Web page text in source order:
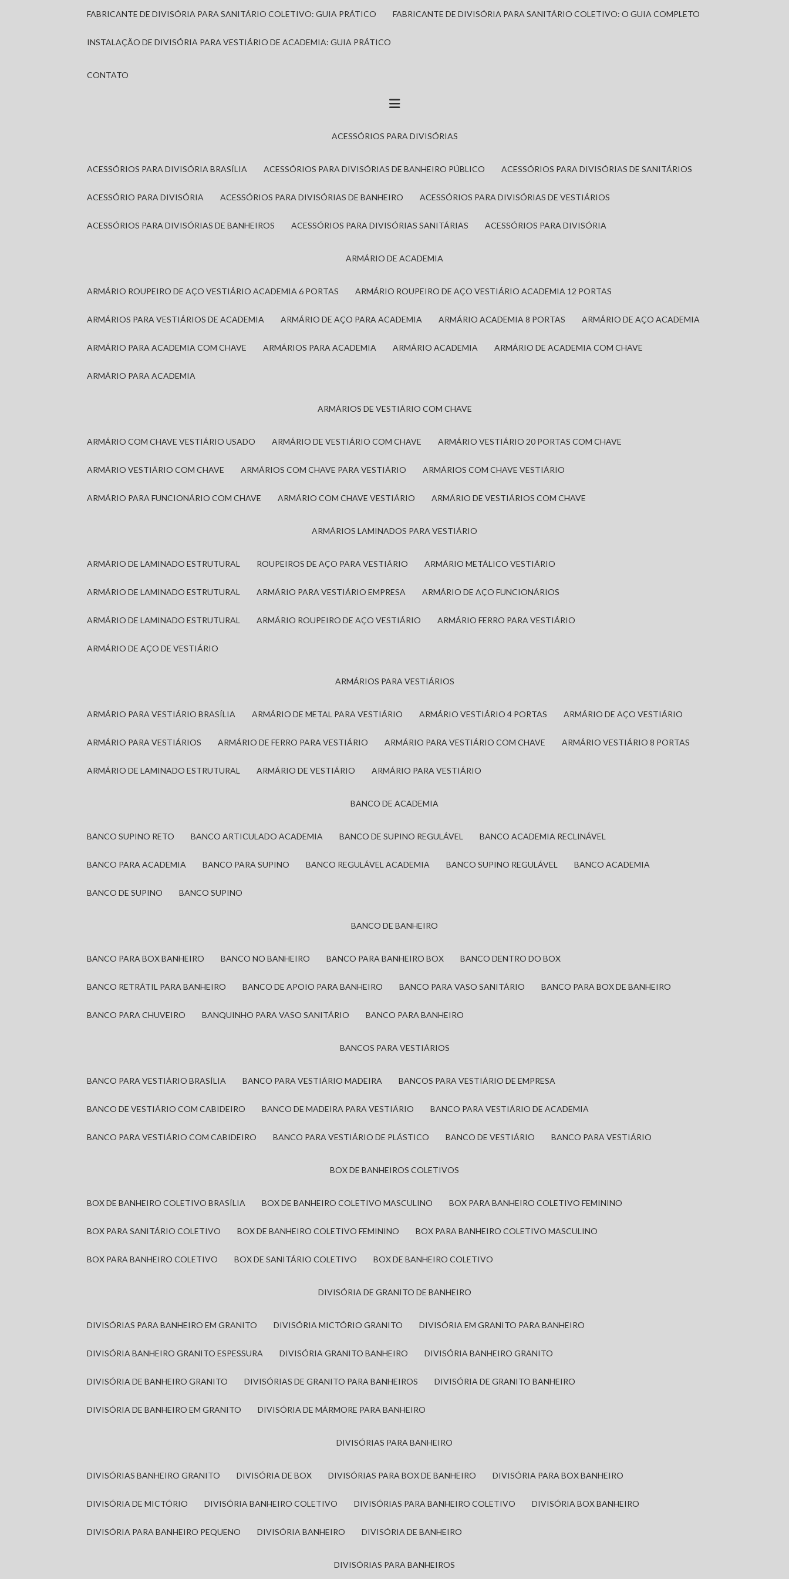
FABRICANTE DE DIVISÓRIA PARA SANITÁRIO COLETIVO: GUIA PRÁTICO FABRICANTE DE DIVISÓRIA PARA SANITÁRIO COLETIVO: O GUIA COMPLETO
INSTALAÇÃO DE DIVISÓRIA PARA VESTIÁRIO DE ACADEMIA: GUIA PRÁTICO
CONTATO
ACESSÓRIOS PARA DIVISÓRIAS
ACESSÓRIOS PARA DIVISÓRIA BRASÍLIA ACESSÓRIOS PARA DIVISÓRIAS DE BANHEIRO PÚBLICO ACESSÓRIOS PARA DIVISÓRIAS DE SANITÁRIOS
ACESSÓRIO PARA DIVISÓRIA ACESSÓRIOS PARA DIVISÓRIAS DE BANHEIRO ACESSÓRIOS PARA DIVISÓRIAS DE VESTIÁRIOS
ACESSÓRIOS PARA DIVISÓRIAS DE BANHEIROS ACESSÓRIOS PARA DIVISÓRIAS SANITÁRIAS ACESSÓRIOS PARA DIVISÓRIA
ARMÁRIO DE ACADEMIA
ARMÁRIO ROUPEIRO DE AÇO VESTIÁRIO ACADEMIA 6 PORTAS ARMÁRIO ROUPEIRO DE AÇO VESTIÁRIO ACADEMIA 12 PORTAS
ARMÁRIOS PARA VESTIÁRIOS DE ACADEMIA ARMÁRIO DE AÇO PARA ACADEMIA ARMÁRIO ACADEMIA 8 PORTAS ARMÁRIO DE AÇO ACADEMIA
ARMÁRIO PARA ACADEMIA COM CHAVE ARMÁRIOS PARA ACADEMIA ARMÁRIO ACADEMIA ARMÁRIO DE ACADEMIA COM CHAVE
ARMÁRIO PARA ACADEMIA
ARMÁRIOS DE VESTIÁRIO COM CHAVE
ARMÁRIO COM CHAVE VESTIÁRIO USADO ARMÁRIO DE VESTIÁRIO COM CHAVE ARMÁRIO VESTIÁRIO 20 PORTAS COM CHAVE
ARMÁRIO VESTIÁRIO COM CHAVE ARMÁRIOS COM CHAVE PARA VESTIÁRIO ARMÁRIOS COM CHAVE VESTIÁRIO
ARMÁRIO PARA FUNCIONÁRIO COM CHAVE ARMÁRIO COM CHAVE VESTIÁRIO ARMÁRIO DE VESTIÁRIOS COM CHAVE
ARMÁRIOS LAMINADOS PARA VESTIÁRIO
ARMÁRIO DE LAMINADO ESTRUTURAL ROUPEIROS DE AÇO PARA VESTIÁRIO ARMÁRIO METÁLICO VESTIÁRIO
ARMÁRIO DE LAMINADO ESTRUTURAL ARMÁRIO PARA VESTIÁRIO EMPRESA ARMÁRIO DE AÇO FUNCIONÁRIOS
ARMÁRIO DE LAMINADO ESTRUTURAL ARMÁRIO ROUPEIRO DE AÇO VESTIÁRIO ARMÁRIO FERRO PARA VESTIÁRIO
ARMÁRIO DE AÇO DE VESTIÁRIO
ARMÁRIOS PARA VESTIÁRIOS
ARMÁRIO PARA VESTIÁRIO BRASÍLIA ARMÁRIO DE METAL PARA VESTIÁRIO ARMÁRIO VESTIÁRIO 4 PORTAS ARMÁRIO DE AÇO VESTIÁRIO
ARMÁRIO PARA VESTIÁRIOS ARMÁRIO DE FERRO PARA VESTIÁRIO ARMÁRIO PARA VESTIÁRIO COM CHAVE ARMÁRIO VESTIÁRIO 8 PORTAS
ARMÁRIO DE LAMINADO ESTRUTURAL ARMÁRIO DE VESTIÁRIO ARMÁRIO PARA VESTIÁRIO
BANCO DE ACADEMIA
BANCO SUPINO RETO BANCO ARTICULADO ACADEMIA BANCO DE SUPINO REGULÁVEL BANCO ACADEMIA RECLINÁVEL
BANCO PARA ACADEMIA BANCO PARA SUPINO BANCO REGULÁVEL ACADEMIA BANCO SUPINO REGULÁVEL BANCO ACADEMIA
BANCO DE SUPINO BANCO SUPINO
BANCO DE BANHEIRO
BANCO PARA BOX BANHEIRO BANCO NO BANHEIRO BANCO PARA BANHEIRO BOX BANCO DENTRO DO BOX
BANCO RETRÁTIL PARA BANHEIRO BANCO DE APOIO PARA BANHEIRO BANCO PARA VASO SANITÁRIO BANCO PARA BOX DE BANHEIRO
BANCO PARA CHUVEIRO BANQUINHO PARA VASO SANITÁRIO BANCO PARA BANHEIRO
BANCOS PARA VESTIÁRIOS
BANCO PARA VESTIÁRIO BRASÍLIA BANCO PARA VESTIÁRIO MADEIRA BANCOS PARA VESTIÁRIO DE EMPRESA
BANCO DE VESTIÁRIO COM CABIDEIRO BANCO DE MADEIRA PARA VESTIÁRIO BANCO PARA VESTIÁRIO DE ACADEMIA
BANCO PARA VESTIÁRIO COM CABIDEIRO BANCO PARA VESTIÁRIO DE PLÁSTICO BANCO DE VESTIÁRIO BANCO PARA VESTIÁRIO
BOX DE BANHEIROS COLETIVOS
BOX DE BANHEIRO COLETIVO BRASÍLIA BOX DE BANHEIRO COLETIVO MASCULINO BOX PARA BANHEIRO COLETIVO FEMININO
BOX PARA SANITÁRIO COLETIVO BOX DE BANHEIRO COLETIVO FEMININO BOX PARA BANHEIRO COLETIVO MASCULINO
BOX PARA BANHEIRO COLETIVO BOX DE SANITÁRIO COLETIVO BOX DE BANHEIRO COLETIVO
DIVISÓRIA DE GRANITO DE BANHEIRO
DIVISÓRIAS PARA BANHEIRO EM GRANITO DIVISÓRIA MICTÓRIO GRANITO DIVISÓRIA EM GRANITO PARA BANHEIRO
DIVISÓRIA BANHEIRO GRANITO ESPESSURA DIVISÓRIA GRANITO BANHEIRO DIVISÓRIA BANHEIRO GRANITO
DIVISÓRIA DE BANHEIRO GRANITO DIVISÓRIAS DE GRANITO PARA BANHEIROS DIVISÓRIA DE GRANITO BANHEIRO
DIVISÓRIA DE BANHEIRO EM GRANITO DIVISÓRIA DE MÁRMORE PARA BANHEIRO
DIVISÓRIAS PARA BANHEIRO
DIVISÓRIAS BANHEIRO GRANITO DIVISÓRIA DE BOX DIVISÓRIAS PARA BOX DE BANHEIRO DIVISÓRIA PARA BOX BANHEIRO
DIVISÓRIA DE MICTÓRIO DIVISÓRIA BANHEIRO COLETIVO DIVISÓRIAS PARA BANHEIRO COLETIVO DIVISÓRIA BOX BANHEIRO
DIVISÓRIA PARA BANHEIRO PEQUENO DIVISÓRIA BANHEIRO DIVISÓRIA DE BANHEIRO
DIVISÓRIAS PARA BANHEIROS